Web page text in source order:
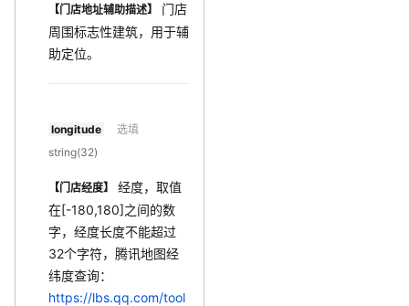
【门店地址辅助描述】
门店
周围标志性建筑，用于辅
助定位。
longitude
选填
string(32)
【门店经度】
经度，取值
在[-180,180]之间的数
字，经度长度不能超过
32个字符，腾讯地图经
纬度查询：
https://lbs.qq.com/tool